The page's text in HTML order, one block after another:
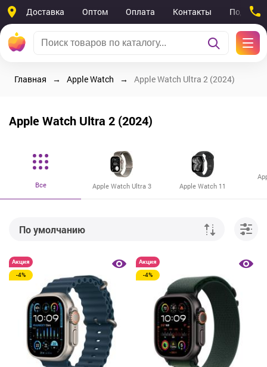
Доставка Оптом Оплата Контакты
Главная Apple Watch Apple Watch Ultra 2 (2024)
Apple Watch Ultra 2 (2024)
Все Apple Watch Ultra 3 Apple Watch 11
По умолчанию
От дешевых к дорогим
От дорогих к дешевым
По рейтингу
По названию
Акция
-4%
Акция
-4%